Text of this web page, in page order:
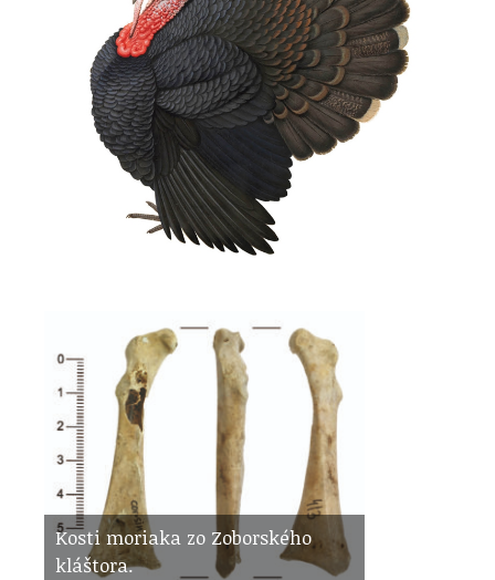
Kosti moriaka zo Zoborského
kláštora.